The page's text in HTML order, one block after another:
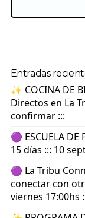
Entradas
✨ COCINA DE
Directos en La
confirmar :::
🟣 ESCUELA
15 días ::: 10
🟣 La Tribu
conectar con
viernes 17:00hs